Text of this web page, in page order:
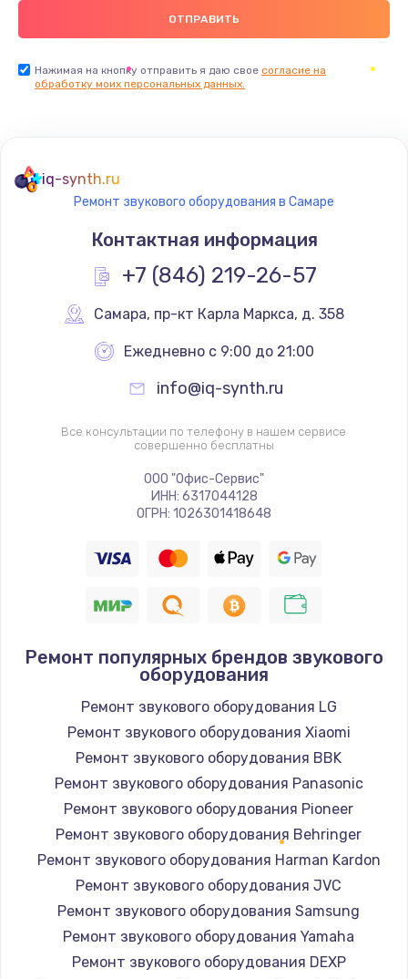
Нажимая на кнопку отправить я даю свое согласие на
обработку моих персональных данных.
iq-synth.ru
Ремонт звукового оборудования в Самаре
Контактная информация
+7 (846) 219-26-57
Самара, пр-кт Карла Маркса, д. 358
Ежедневно с 9:00 до 21:00
info@iq-synth.ru
Все консультации по телефону в нашем сервисе
совершенно бесплатны
ООО "Офис-Сервис"
ИНН: 6317044128
ОГРН: 1026301418648
Ремонт популярных брендов звукового
оборудования
Ремонт звукового оборудования LG
Ремонт звукового оборудования Xiaomi
Ремонт звукового оборудования BBK
Ремонт звукового оборудования Panasonic
Ремонт звукового оборудования Pioneer
Ремонт звукового оборудования Behringer
Ремонт звукового оборудования Harman Kardon
Ремонт звукового оборудования JVC
Ремонт звукового оборудования Samsung
Ремонт звукового оборудования Yamaha
Ремонт звукового оборудования DEXP